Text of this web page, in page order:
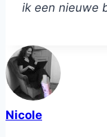
ik een nieuwe
Nicole